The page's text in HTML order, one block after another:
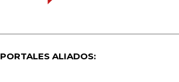
PORTALES ALIADOS: